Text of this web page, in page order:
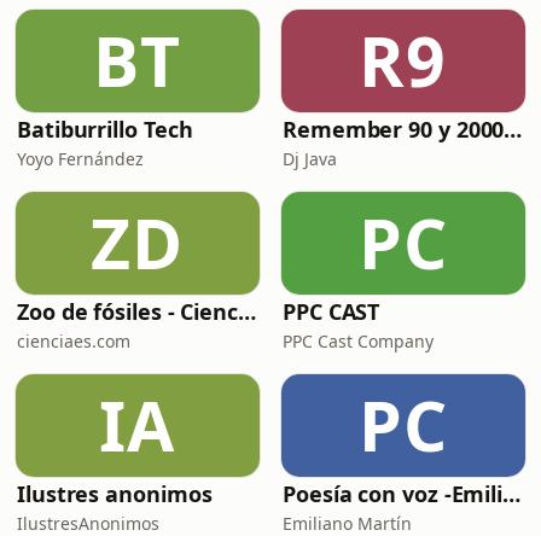
BT
Batiburrillo Tech
Yoyo Fernández
R9
Remember 90 y 2000 en PLAY WITH ME by Dj Java
Dj Java
ZD
Zoo de fósiles - Cienciaes.com
cienciaes.com
PC
PPC CAST
PPC Cast Company
IA
Ilustres anonimos
IlustresAnonimos
PC
Poesía con voz -Emiliano Martín- Podcasts
Emiliano Martín